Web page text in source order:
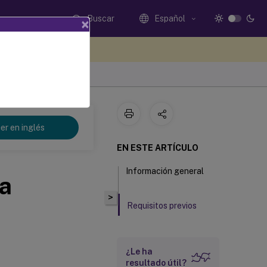
Buscar Español
en inglés
>
EN ESTE ARTÍCULO
Información general
Requisitos previos
¿Le ha
resultado útil?
×